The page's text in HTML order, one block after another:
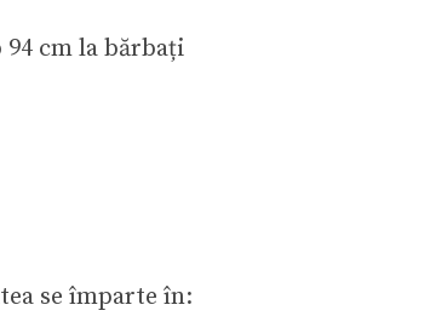
94 cm la bărbați
se împarte în: